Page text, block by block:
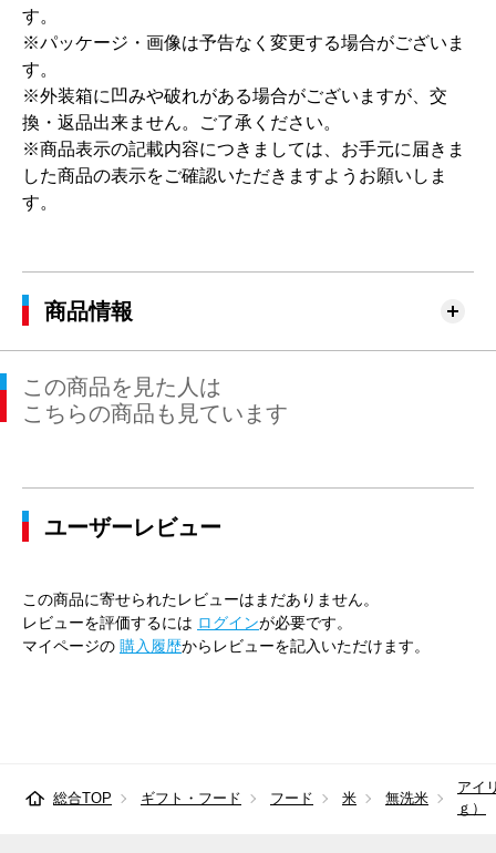
す。
※パッケージ・画像は予告なく変更する場合がございま
す。
※外装箱に凹みや破れがある場合がございますが、交
換・返品出来ません。ご了承ください。
※商品表示の記載内容につきましては、お手元に届きま
した商品の表示をご確認いただきますようお願いしま
す。
商品情報
この商品を見た人は
こちらの商品も見ています
ユーザーレビュー
この商品に寄せられたレビューはまだありません。
レビューを評価するには ログインが必要です。
マイページの 購入履歴からレビューを記入いただけます。
総合TOP ギフト・フード フード 米 無洗米
アイ
ｇ）